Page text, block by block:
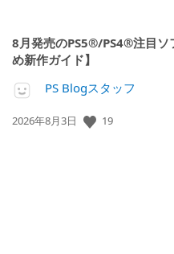
8月発売のPS5®/PS4®注目ソ
め新作ガイド】
PS Blogスタッフ
公
2026年8月3日 19